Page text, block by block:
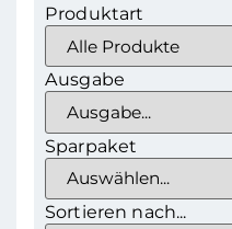
Produktart
Ausgabe
Sparpaket
Sortieren nach...